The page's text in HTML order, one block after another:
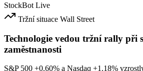
StockBot Live
Tržní situace Wall Street
Technologie vedou tržní rally při
zaměstnanosti
S&P 500 +0.60% a Nasdaq +1.18%